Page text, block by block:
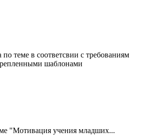
теме в соответсвии с требованиям
шаблонами
"Мотивация учения младших...